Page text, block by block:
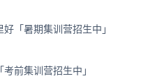
「暑期集训营招生中」
前集训营招生中」